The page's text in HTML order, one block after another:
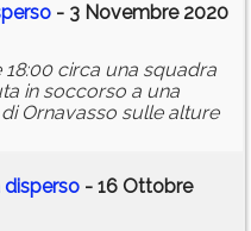
- 3 Novembre 2020
circa una squadra
in soccorso a una
Ornavasso sulle alture
disperso - 16 Ottobre